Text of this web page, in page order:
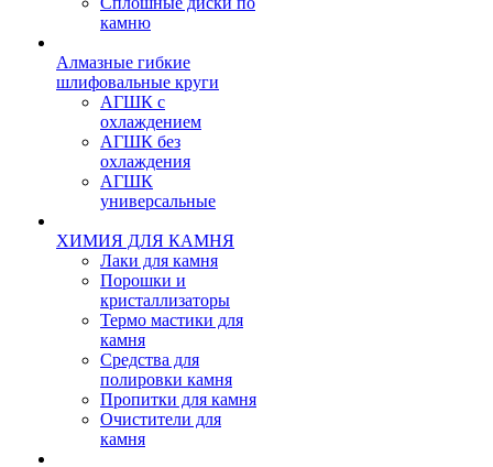
камню
Алмазные гибкие
шлифовальные круги
АГШК с
охлаждением
АГШК без
охлаждения
АГШК
универсальные
ХИМИЯ ДЛЯ КАМНЯ
Лаки для камня
Порошки и
кристаллизаторы
Термо мастики для
камня
Средства для
полировки камня
Пропитки для камня
Очистители для
камня